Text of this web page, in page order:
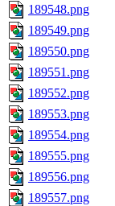
189548.png
189549.png
189550.png
189551.png
189552.png
189553.png
189554.png
189555.png
189556.png
189557.png